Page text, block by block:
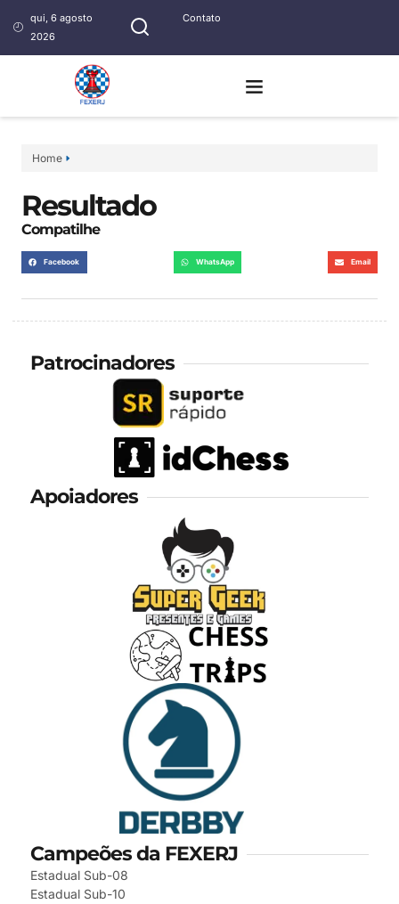
qui, 6 agosto
2026
Contato
Home
Resultado
Compatilhe
Facebook WhatsApp Email
Patrocinadores
Apoiadores
Campeões da FEXERJ
Estadual Sub-08
Estadual Sub-10